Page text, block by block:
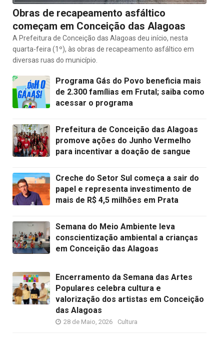
Obras de recapeamento asfáltico
começam em Conceição das Alagoas
A Prefeitura de Conceição das Alagoas deu início, nesta
quarta-feira (1º), às obras de recapeamento asfáltico em
diversas ruas do município.
Programa Gás do Povo beneficia mais
de 2.300 famílias em Frutal; saiba como
acessar o programa
Prefeitura de Conceição das Alagoas
promove ações do Junho Vermelho
para incentivar a doação de sangue
Creche do Setor Sul começa a sair do
papel e representa investimento de
mais de R$ 4,5 milhões em Prata
Semana do Meio Ambiente leva
conscientização ambiental a crianças
em Conceição das Alagoas
Encerramento da Semana das Artes
Populares celebra cultura e
valorização dos artistas em Conceição
das Alagoas
28 de Maio, 2026 Cultura